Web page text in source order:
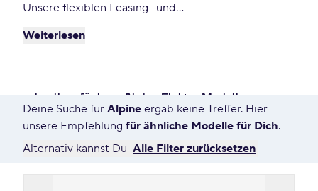
Unsere flexiblen Leasing- und
Wunschauto zu Top-Konditionen zu fahren. Genieße
Weiterlesen
schnell verfügbare Alpine Elektro Modelle
617 Angebote für Deine Suche
Deine Suche für Alpine ergab keine Treffer. Hier
unsere Empfehlung für ähnliche Modelle für Dich.
Alternativ kannst Du Alle Filter zurücksetzen